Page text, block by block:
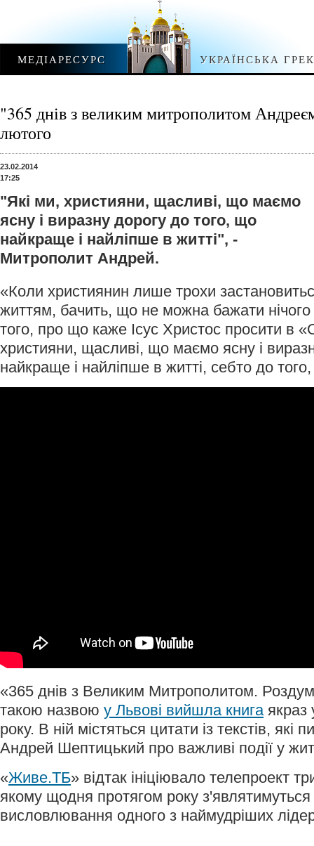
МЕДІАРЕСУРС УКРАЇНСЬКА
"365 днів з великим митрополитом
лютого
23.02.2014
17:25
"Які ми, християни, щасливі, що маємо
ясну і виразну дорогу до того, що
найкраще і найліпше в житті", -
Митрополит Андрей.
«Коли християнин лише трохи
життям, бачить, що не можна бажати нічого
того, про що каже Ісус Христос просити в
християни, щасливі, що маємо ясну і
найкраще і найліпше в житті, себто до
«365 днів з Великим Митрополитом.
такою назвою у Львові вийшла книгаякраз
року. В ній містяться цитати із текстів, які
Андрей Шептицький про важливі події у
«Живе.ТБ» відтак ініціювало телепроект
якому щодня протягом року з'являтимуться
висловлювання одного з наймудріших